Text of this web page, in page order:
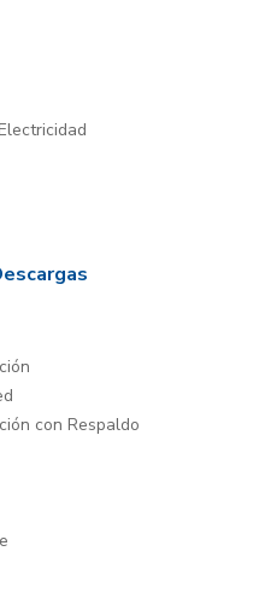
con Respaldo